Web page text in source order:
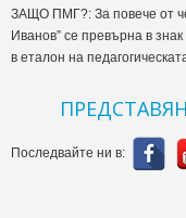
ЗАЩО ПМГ?: За повече от
Иванов” се превърна в
в еталон на
Последвайте ни в: